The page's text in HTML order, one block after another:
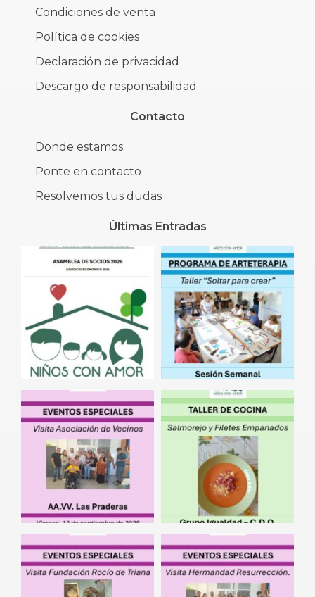
Condiciones de venta
Política de cookies
Declaración de privacidad
Descargo de responsabilidad
Contacto
Donde estamos
Ponte en contacto
Resolvemos tus dudas
Últimas Entradas